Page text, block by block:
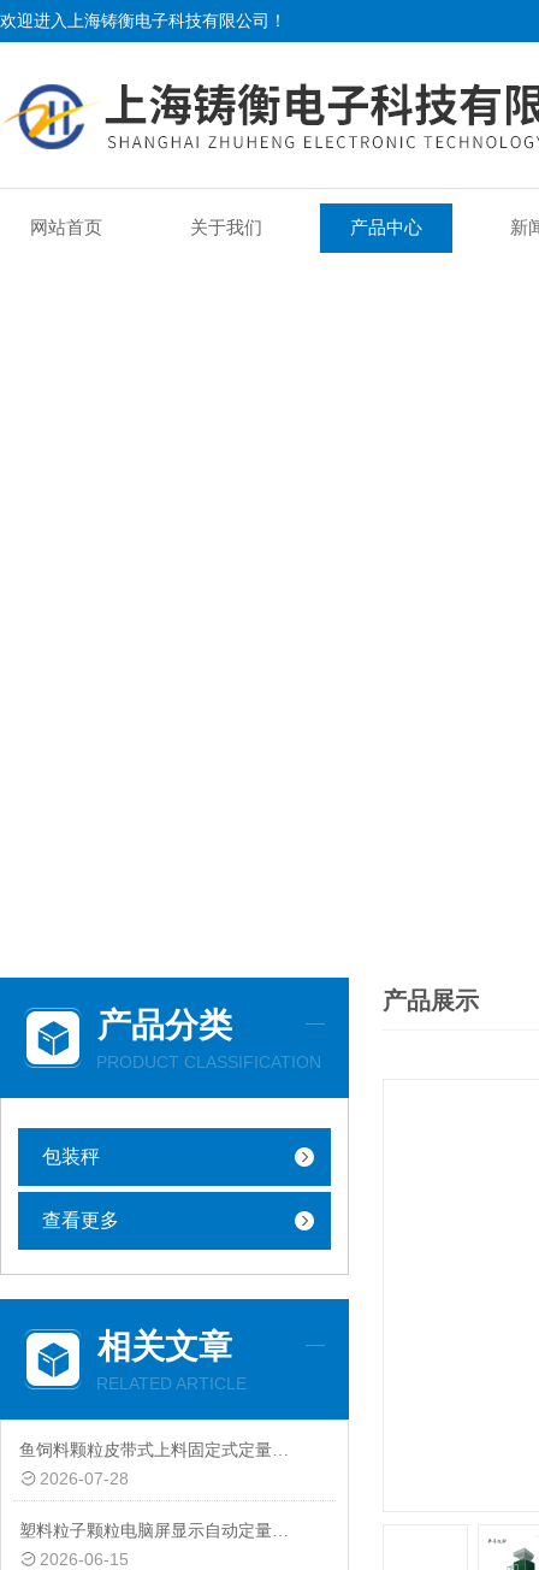
欢迎进入上海铸衡电子科技有限公司！
网站首页 关于我们 产品中心 新
产品分类
PRODUCT CLASSIFICATION
包装秤
查看更多
相关文章
RELATED ARTICLE
鱼饲料颗粒皮带式上料固定式定量包装秤
2026-07-28
塑料粒子颗粒电脑屏显示自动定量包装秤20-50kg
2026-06-15
产品展示